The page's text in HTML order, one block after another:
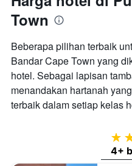
Town
Beberapa pilihan terbaik
Bandar Cape Town yang
hotel. Sebagai lapisan
menandakan hartanah
terbaik dalam setiap kelas
4+